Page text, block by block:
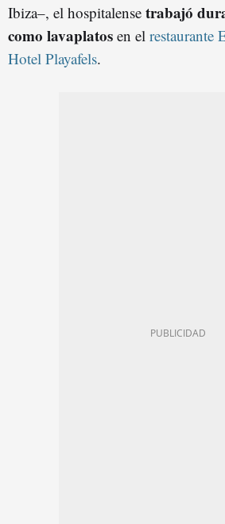
Ibiza–, el hospitalense trabajó
como lavaplatos en el restaurante
Hotel Playafels.